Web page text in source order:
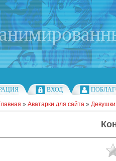
ВХОД
» Аватарки для сайта »